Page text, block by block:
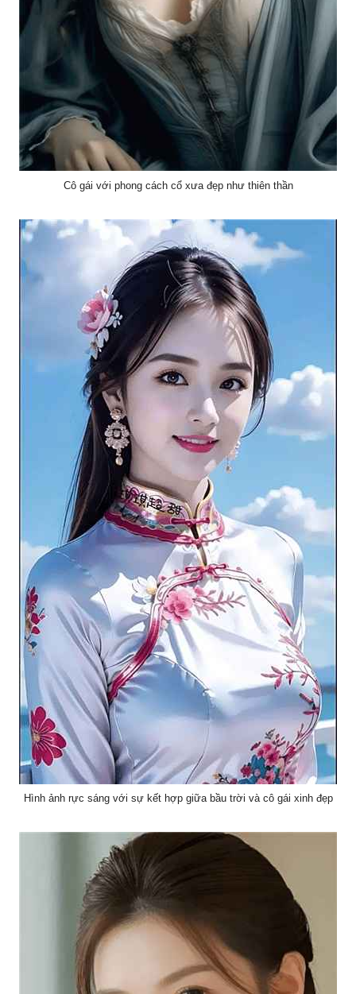
Cô gái với phong cách cổ xưa đẹp như thiên thần
Hình ảnh rực sáng với sự kết hợp giữa bầu trời và cô gái xinh đẹp